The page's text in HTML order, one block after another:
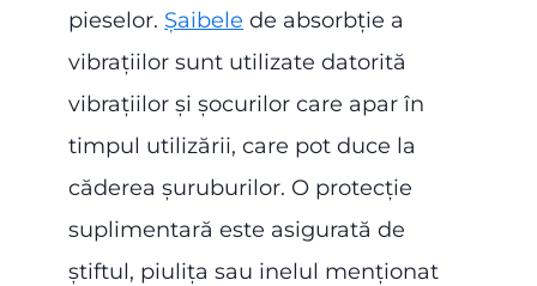
pieselor. Șaibele de absorbție a
vibrațiilor sunt utilizate datorită
vibrațiilor și șocurilor care apar în
timpul utilizării, care pot duce la
căderea șuruburilor. O protecție
suplimentară este asigurată de
știftul, piulița sau inelul menționat